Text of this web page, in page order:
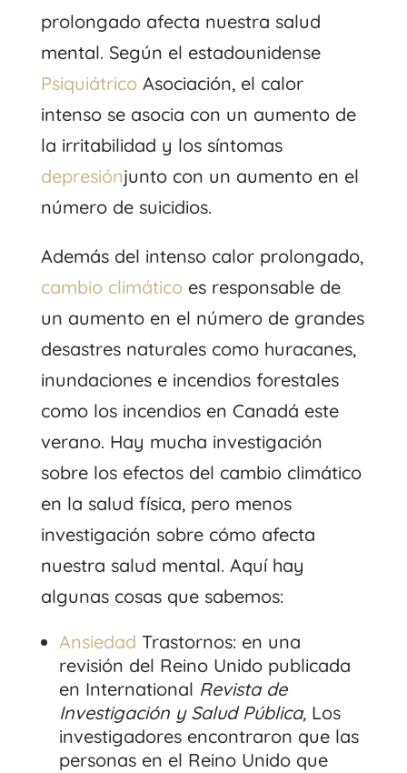
prolongado afecta nuestra salud
mental. Según el estadounidense
PsiquiátricoAsociación, el calor
intenso se asocia con un aumento de
la irritabilidad y los síntomas
depresiónjunto con un aumento en el
número de suicidios.
Además del intenso calor prolongado,
cambio climáticoes responsable de
un aumento en el número de grandes
desastres naturales como huracanes,
inundaciones e incendios forestales
como los incendios en Canadá este
verano. Hay mucha investigación
sobre los efectos del cambio climático
en la salud física, pero menos
investigación sobre cómo afecta
nuestra salud mental. Aquí hay
algunas cosas que sabemos:
Ansiedad Trastornos: en una
revisión del Reino Unido publicada
en International Revista de
Investigación y Salud Pública,Los
investigadores encontraron que las
personas en el Reino Unido que